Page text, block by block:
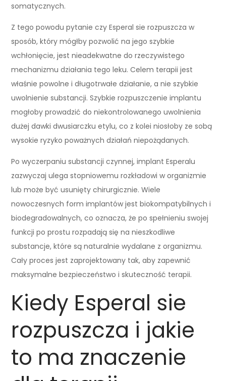
somatycznych.
Z tego powodu pytanie czy Esperal sie rozpuszcza w
sposób, który mógłby pozwolić na jego szybkie
wchłonięcie, jest nieadekwatne do rzeczywistego
mechanizmu działania tego leku. Celem terapii jest
właśnie powolne i długotrwałe działanie, a nie szybkie
uwolnienie substancji. Szybkie rozpuszczenie implantu
mogłoby prowadzić do niekontrolowanego uwolnienia
dużej dawki dwusiarczku etylu, co z kolei niosłoby ze sobą
wysokie ryzyko poważnych działań niepożądanych.
Po wyczerpaniu substancji czynnej, implant Esperalu
zazwyczaj ulega stopniowemu rozkładowi w organizmie
lub może być usunięty chirurgicznie. Wiele
nowoczesnych form implantów jest biokompatybilnych i
biodegradowalnych, co oznacza, że po spełnieniu swojej
funkcji po prostu rozpadają się na nieszkodliwe
substancje, które są naturalnie wydalane z organizmu.
Cały proces jest zaprojektowany tak, aby zapewnić
maksymalne bezpieczeństwo i skuteczność terapii.
Kiedy Esperal sie
rozpuszcza i jakie
to ma znaczenie